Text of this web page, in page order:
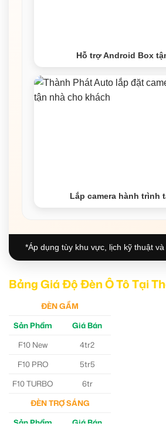
Hỗ trợ Android Box
Lắp camera hành trình
*Áp dụng tùy khu vực, lịch kỹ thuật và
Bảng Giá Độ Đèn Ô Tô Tại
ĐÈN GẦM
Sản Phẩm
Giá Bán
F10 New
4tr2
F10 PRO
5tr5
F10 TURBO
6tr
ĐÈN TRỢ SÁNG
Sản Phẩm
Giá Bán